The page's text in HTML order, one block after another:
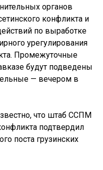
органов
конфликта и
по выработке
урегулирования
Промежуточные
будут подведены
— вечером в
что штаб ССПМ
подтвердил
поста грузинских